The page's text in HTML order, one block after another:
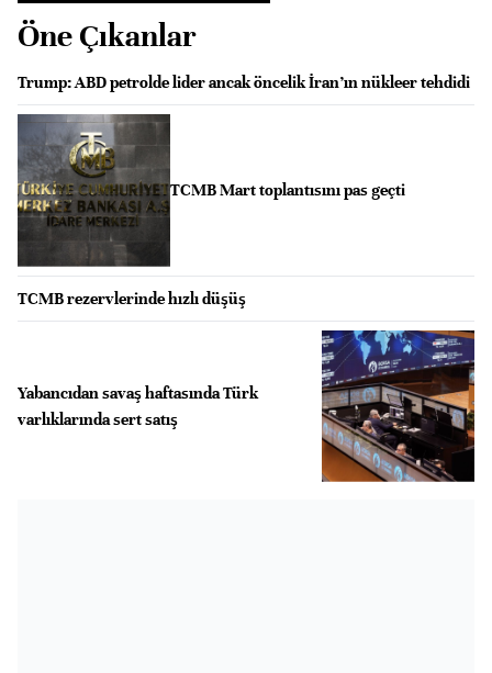
Öne Çıkanlar
Trump: ABD petrolde lider ancak öncelik İran’ın nükleer tehdidi
TCMB Mart toplantısını pas geçti
TCMB rezervlerinde hızlı düşüş
Yabancıdan savaş haftasında Türk
varlıklarında sert satış